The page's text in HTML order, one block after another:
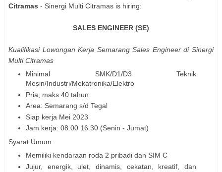
Citramas - Sinergi Multi Citramas is hiring:
SALES ENGINEER (SE)
Kualifikasi Lowongan Kerja Semarang Sales Engineer di Sinergi
Multi Citramas
Minimal SMK/D1/D3 Teknik
Mesin/Industri/Mekatronika/Elektro
Pria, maks 40 tahun
Area: Semarang s/d Tegal
Siap kerja Mei 2023
Jam kerja: 08.00 16.30 (Senin - Jumat)
Syarat Umum:
Memiliki kendaraan roda 2 pribadi dan SIM C
Jujur, energik, ulet, dinamis, cekatan, kreatif, dan